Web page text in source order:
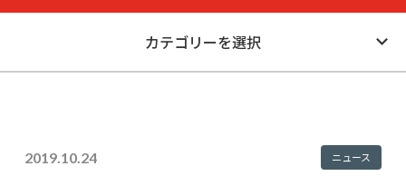
カテゴリーを選択
2019.10.24 ニュース